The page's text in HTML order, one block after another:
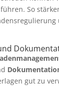
So
gut zu